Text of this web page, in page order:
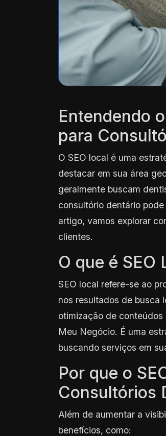
Entendendo
para
O SEO local é uma
destacar em sua área
geralmente buscam
consultório dentário
artigo, vamos explorar
clientes.
O que é SEO
SEO local refere-se ao
nos resultados de busca
otimização de
Meu Negócio. É uma
buscando serviços em
Por que o
Consultórios
Além de aumentar a
benefícios, como: